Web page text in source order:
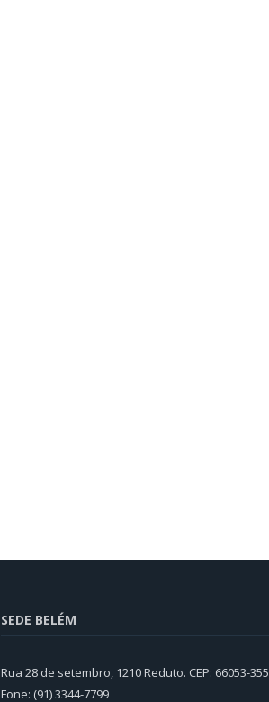
SEDE BELÉM
Rua 28 de setembro, 1210 Reduto. CEP: 66053-355
Fone: (91) 3344-7799